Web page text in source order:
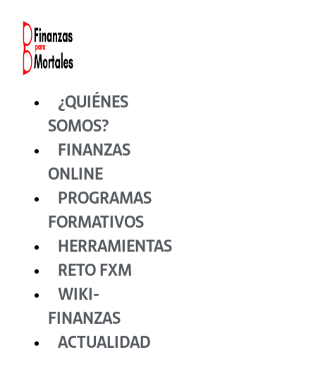
contenido
¿QUIÉNES
SOMOS?
FINANZAS
ONLINE
PROGRAMAS
FORMATIVOS
HERRAMIENTAS
RETO FXM
WIKI-
FINANZAS
ACTUALIDAD